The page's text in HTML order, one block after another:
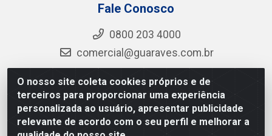
O nosso site coleta cookies próprios e de
terceiros para proporcionar uma experiência
personalizada ao usuário, apresentar publicidade
relevante de acordo com o seu perfil e melhorar a
Fale Conosco
0800 203 4000
comercial@guaraves.com.br
Guaraves - PB 075 KM 2, S/N - Zona Rural, Guarabira/PB
- CEP 58.200-000 - CNPJ 12.727.145/0001-78